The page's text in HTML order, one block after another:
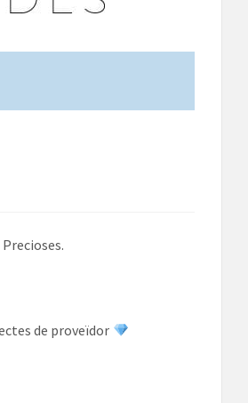
de proveïdor